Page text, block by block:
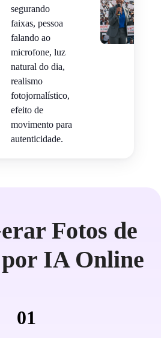
segurando
faixas, pessoa
falando ao
microfone, luz
natural do dia,
realismo
fotojornalístico,
efeito de
movimento para
autenticidade.
Fotos de
IA Online
01